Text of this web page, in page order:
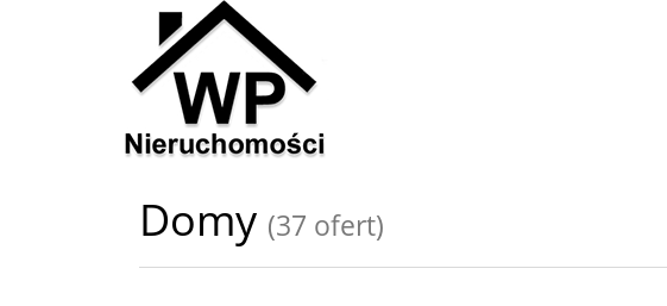
Domy (37 ofert)